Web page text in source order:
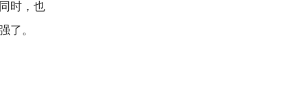
时，也
了。